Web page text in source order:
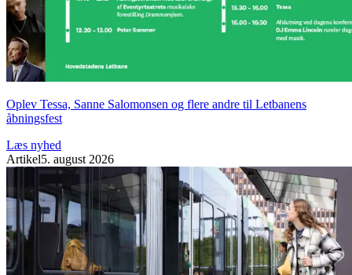
Oplev Tessa, Sanne Salomonsen og flere andre til Letbanens
åbningsfest
Læs nyhed
Artikel5. august 2026